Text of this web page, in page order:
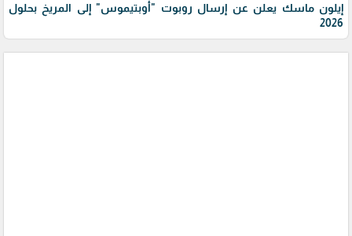
إيلون ماسك يعلن عن إرسال روبوت "أوبتيموس" إلى المريخ بحلول
2026